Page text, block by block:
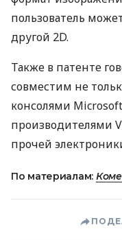
пользователь
другой 2D.
Также в патенте
совместим не
консолями
производителями
прочей
По материалам: